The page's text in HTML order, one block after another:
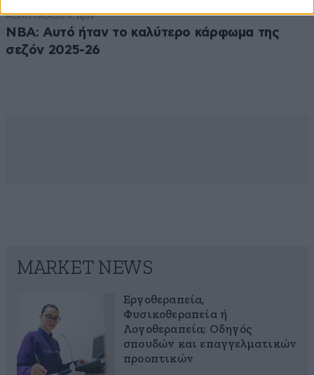
ΑΘΛΗΤΙΚΑ58 λ. πριν
NBA: Αυτό ήταν το καλύτερο κάρφωμα της
σεζόν 2025-26
MARKET NEWS
Εργοθεραπεία,
Φυσικοθεραπεία ή
Λογοθεραπεία; Οδηγός
σπουδών και επαγγελματικών
προοπτικών